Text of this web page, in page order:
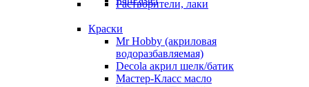
Растворители, лаки
Краски
Mr Hobby (акриловая
водоразбавляемая)
Decola акрил шелк/батик
Мастер-Класс масло